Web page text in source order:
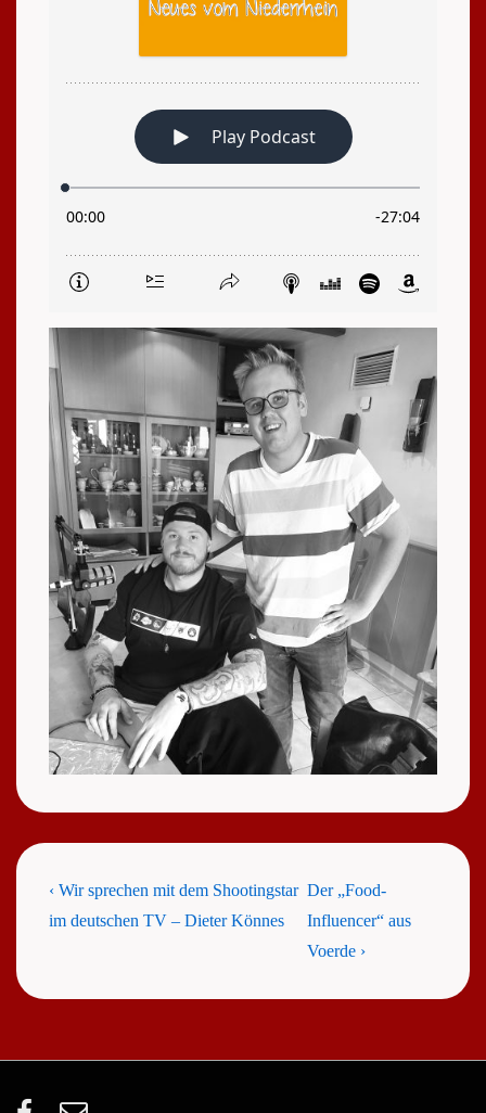
Beitragsnavigation
Previous
Post
‹ Wir sprechen mit dem Shootingstar
im deutschen TV – Dieter Könnes
Next
Post
is
Der „Food-
Influencer“ aus
Voerde ›